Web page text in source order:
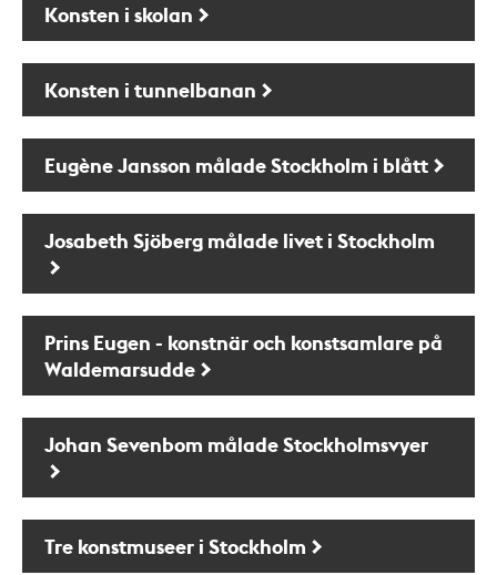
Konsten i skolan
Konsten i tunnelbanan
Eugène Jansson målade Stockholm i blått
Josabeth Sjöberg målade livet i Stockholm
Prins Eugen - konstnär och konstsamlare på
Waldemarsudde
Johan Sevenbom målade Stockholmsvyer
Tre konstmuseer i Stockholm